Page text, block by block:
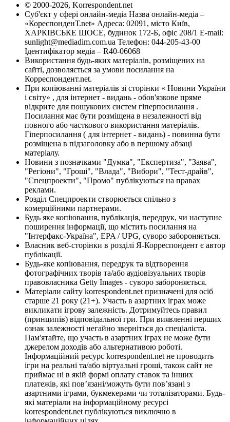
© 2000-2026, Korrespondent.net
Суб'єкт у сфері онлайн-медіа Назва онлайн-медіа –
«КореспонденТ.net» Адреса: 02091, місто Київ,
ХАРКІВСЬКЕ ШОСЕ, будинок 172-Б, офіс 208/1 E-mail:
sunlight@mediadim.com.ua Телефон: 044-205-43-00
Ідентифікатор медіа – R40-06068
Використання будь-яких матеріалів, розміщених на
сайті, дозволяється за умови посилання на
Корреспондент.net.
При копіюванні матеріалів зі сторінки « Новини України
і світу» , для інтернет - видань - обов'язкове пряме
відкрите для пошукових систем гіперпосилання .
Посилання має бути розміщена в незалежності від
повного або часткового використання матеріалів.
Гіперпосилання ( для інтернет - видань) - повинна бути
розміщена в підзаголовку або в першому абзаці
матеріалу.
Новини з позначками "Думка", "Експертиза", "Заява",
"Регіони", "Гроші", "Влада", "Вибори", "Тест-драйв",
"Спецпроекти", "Промо" публікуються на правах
реклами.
Розділ Спецпроекти створюється спільно з
комерційними партнерами.
Будь яке копіювання, публікація, передрук, чи наступне
поширення інформації, що містить посилання на
"Інтерфакс-Україна", EPA / UPG, суворо забороняється.
Власник веб-сторінки в розділі Я-Корреспондент є автор
публікації.
Будь-яке копіювання, передрук та відтворення
фотографічних творів та/або аудіовізуальних творів
правовласника Getty Images - суворо забороняється.
Матеріали сайту korrespondent.net призначені для осіб
старше 21 року (21+). Участь в азартних іграх може
викликати ігрову залежність. Дотримуйтесь правил
(принципів) відповідальної гри. При виявленні перших
ознак залежності негайно зверніться до спеціаліста.
Пам'ятайте, що участь в азартних іграх не може бути
джерелом доходів або альтернативою роботі.
Інформаційний ресурс korrespondent.net не проводить
ігри на реальні та/або віртуальні гроші, також сайт не
приймає ні в якій формі оплату ставок та інших
платежів, які пов’язані/можуть бути пов’язані з
азартними іграми, букмекерами чи тоталізаторами. Будь-
які матеріали на інформаційному ресурсі
korrespondent.net публікуються виключно в